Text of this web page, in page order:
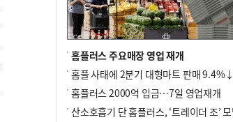
홈플러스 주요매장 영업 재개
홈플러스 2000억 입금…7일 영업재개